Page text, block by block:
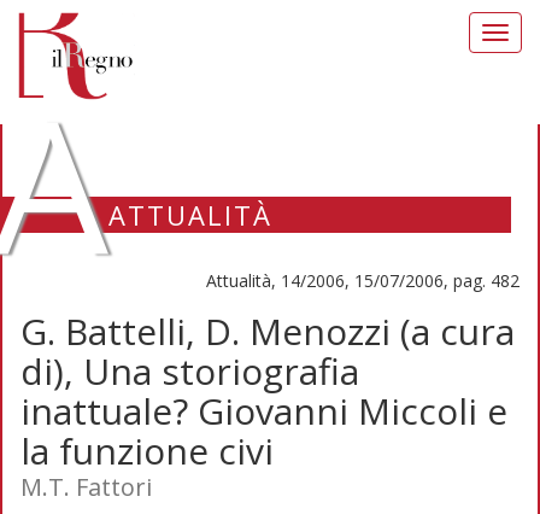
ATTUALITÀ
Attualità, 14/2006, 15/07/2006, pag. 482
G. Battelli, D. Menozzi (a cura
di), Una storiografia
inattuale? Giovanni Miccoli e
la funzione civi
M.T. Fattori